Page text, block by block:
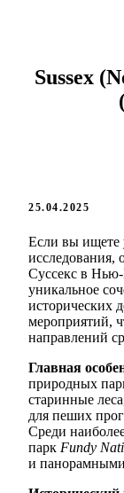
Sussex
25.04.2025
Если вы ищете
исследования,
Суссекс в Нью-
уникальное
исторических
мероприятий,
направлений
Главная
природных
старинные
для пеших
Среди
парк Fundy
и